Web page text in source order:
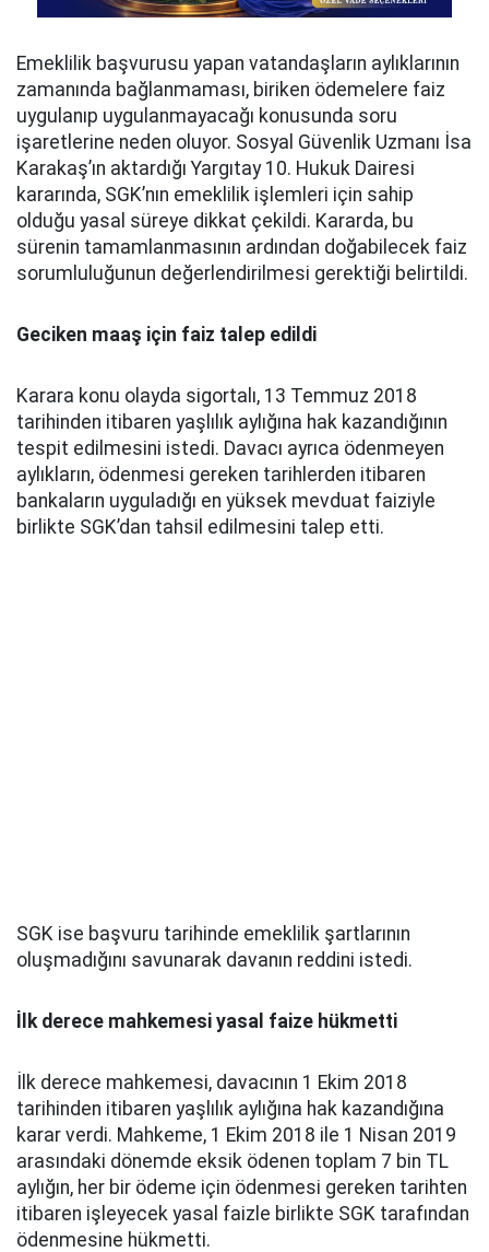
Emeklilik başvurusu yapan vatandaşların aylıklarının
zamanında bağlanmaması, biriken ödemelere faiz
uygulanıp uygulanmayacağı konusunda soru
işaretlerine neden oluyor. Sosyal Güvenlik Uzmanı İsa
Karakaş’ın aktardığı Yargıtay 10. Hukuk Dairesi
kararında, SGK’nın emeklilik işlemleri için sahip
olduğu yasal süreye dikkat çekildi. Kararda, bu
sürenin tamamlanmasının ardından doğabilecek faiz
sorumluluğunun değerlendirilmesi gerektiği belirtildi.
Geciken maaş için faiz talep edildi
Karara konu olayda sigortalı, 13 Temmuz 2018
tarihinden itibaren yaşlılık aylığına hak kazandığının
tespit edilmesini istedi. Davacı ayrıca ödenmeyen
aylıkların, ödenmesi gereken tarihlerden itibaren
bankaların uyguladığı en yüksek mevduat faiziyle
birlikte SGK’dan tahsil edilmesini talep etti.
SGK ise başvuru tarihinde emeklilik şartlarının
oluşmadığını savunarak davanın reddini istedi.
İlk derece mahkemesi yasal faize hükmetti
İlk derece mahkemesi, davacının 1 Ekim 2018
tarihinden itibaren yaşlılık aylığına hak kazandığına
karar verdi. Mahkeme, 1 Ekim 2018 ile 1 Nisan 2019
arasındaki dönemde eksik ödenen toplam 7 bin TL
aylığın, her bir ödeme için ödenmesi gereken tarihten
itibaren işleyecek yasal faizle birlikte SGK tarafından
ödenmesine hükmetti.